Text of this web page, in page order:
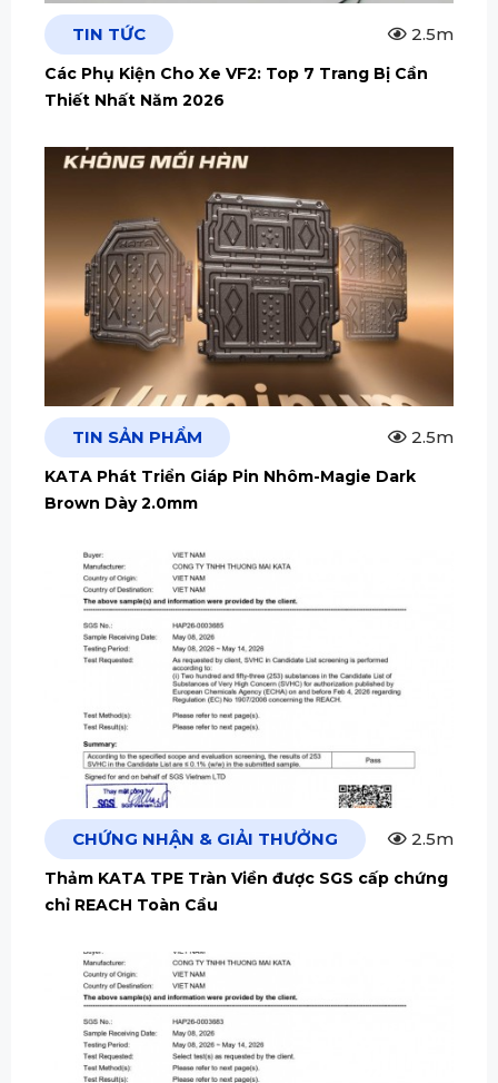
TIN TỨC 2.5m
Các Phụ Kiện Cho Xe VF2: Top 7 Trang Bị Cần
Thiết Nhất Năm 2026
TIN SẢN PHẨM 2.5m
KATA Phát Triển Giáp Pin Nhôm-Magie Dark
Brown Dày 2.0mm
CHỨNG NHẬN & GIẢI THƯỞNG 2.5m
Thảm KATA TPE Tràn Viền được SGS cấp chứng
chỉ REACH Toàn Cầu